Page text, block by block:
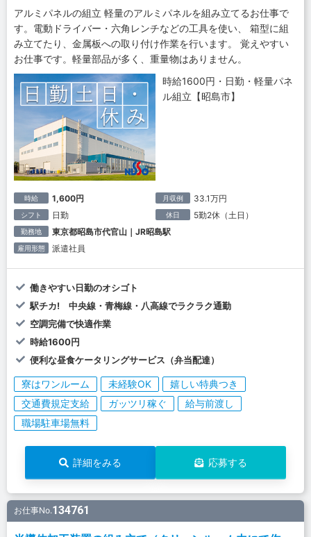
アルミパネルの組立 軽量のアルミパネルを組み立てるお仕事で
す。電動ドライバー・六角レンチなどの工具を使い、 箱型に組
み立てたり、金属板への取り付け作業を行います。 覚えやすい
お仕事です。軽量部品が多く、重量物はありません。
時給1600円・日勤・軽量パネ
ル組立【昭島市】
時給 1,600円 月収例 33.1万円
シフト 日勤 休日 5勤2休（土日）
勤務地 東京都昭島市代官山｜JR昭島駅
雇用形態 派遣社員
働きやすい日勤のオシゴト
駅チカ! 中央線・青梅線・八高線でラクラク通勤
空調完備で快適作業
時給1600円
便利な昼食ケータリングサービス（弁当配達）
寮はワンルーム 未経験OK
嬉しい特典つき
交通費規定支給
ガッツリ稼ぐ
給与前渡し
職場駐車場無料
詳細をみる 応募する
お仕事No.134761